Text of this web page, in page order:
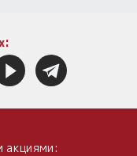
акциями: